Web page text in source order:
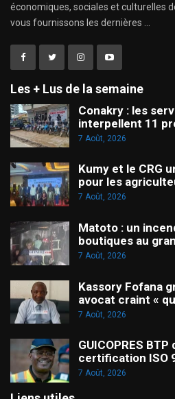
économiques, sociales et culturelles
vous fournissons les dernières ...
Les + Lus de la semaine
Conakry : les
interpellent 11
7 Août, 2026
Kumy et le CRG
pour les
7 Août, 2026
Matoto : un
boutiques au
7 Août, 2026
Kassory Fofana
avocat craint «
7 Août, 2026
GUICOPRES
certification ISO
7 Août, 2026